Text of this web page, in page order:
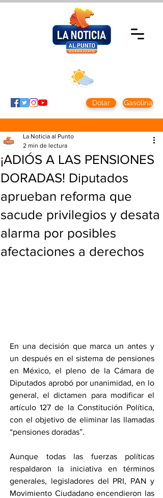
Dolar Gasolina
¡ADIÓS A LAS PENSIONES
DORADAS! Diputados
aprueban reforma que
sacude privilegios y desata
alarma por posibles
afectaciones a derechos
La Noticia al Punto
2 min de lectura
En una decisión que marca un antes y
un después en el sistema de pensiones
en México, el pleno de la Cámara de
Diputados aprobó por unanimidad, en lo
general, el dictamen para modificar el
artículo 127 de la Constitución Política,
con el objetivo de eliminar las llamadas
“pensiones doradas”.
Aunque todas las fuerzas políticas
respaldaron la iniciativa en términos
generales, legisladores del PRI, PAN y
Movimiento Ciudadano encendieron las